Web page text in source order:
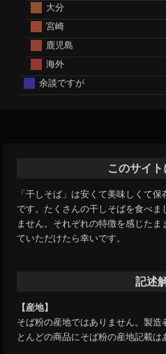
大分
宮崎
鹿児島
海外
余談ですが
このサイ
「干しそば」は安くて美味しくて
です。たくさんの干しそばを食べま
ません。それぞれの特徴を感じた
ていただけたら幸いです。
記述
【産地】
そば粉の産地ではありません。製
とんどの商品にそば粉の産地記載は